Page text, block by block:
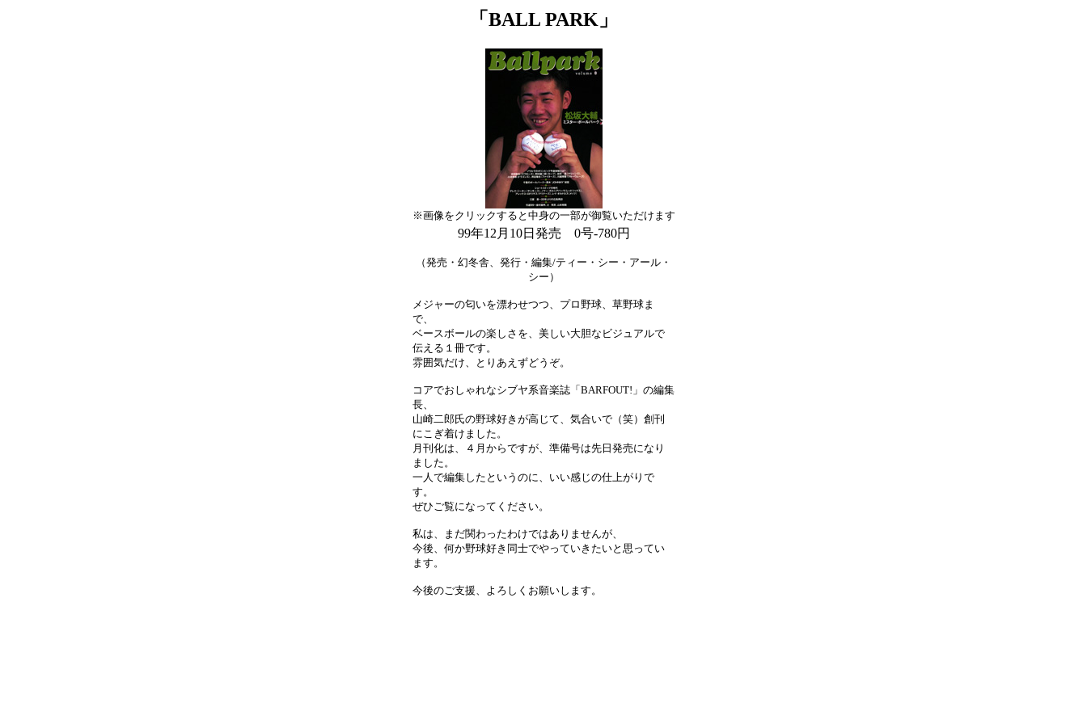
「BALL PARK」
※画像をクリックすると中身の一部が御覧いただけます
99年12月10日発売 0号-780円
（発売・幻冬舎、発行・編集/ティー・シー・アール・
シー）
メジャーの匂いを漂わせつつ、プロ野球、草野球ま
で、
ベースボールの楽しさを、美しい大胆なビジュアルで
伝える１冊です。
雰囲気だけ、とりあえずどうぞ。
コアでおしゃれなシブヤ系音楽誌「BARFOUT!」の編集
長、
山崎二郎氏の野球好きが高じて、気合いで（笑）創刊
にこぎ着けました。
月刊化は、４月からですが、準備号は先日発売になり
ました。
一人で編集したというのに、いい感じの仕上がりで
す。
ぜひご覧になってください。
私は、まだ関わったわけではありませんが、
今後、何か野球好き同士でやっていきたいと思ってい
ます。
今後のご支援、よろしくお願いします。